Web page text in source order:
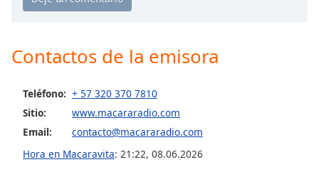
Text
Opacity
Contactos de la emisora
Teléfono: + 57 320 370 7810
Sitio:
www.macararadio.com
Email:
contacto@macararadio.com
Hora en Macaravita: 21:22, 08.06.2026